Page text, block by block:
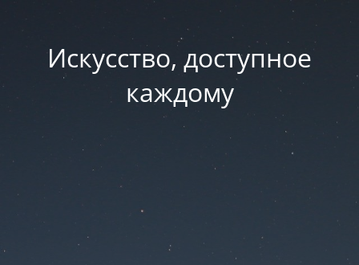
Искусство, доступное
каждому